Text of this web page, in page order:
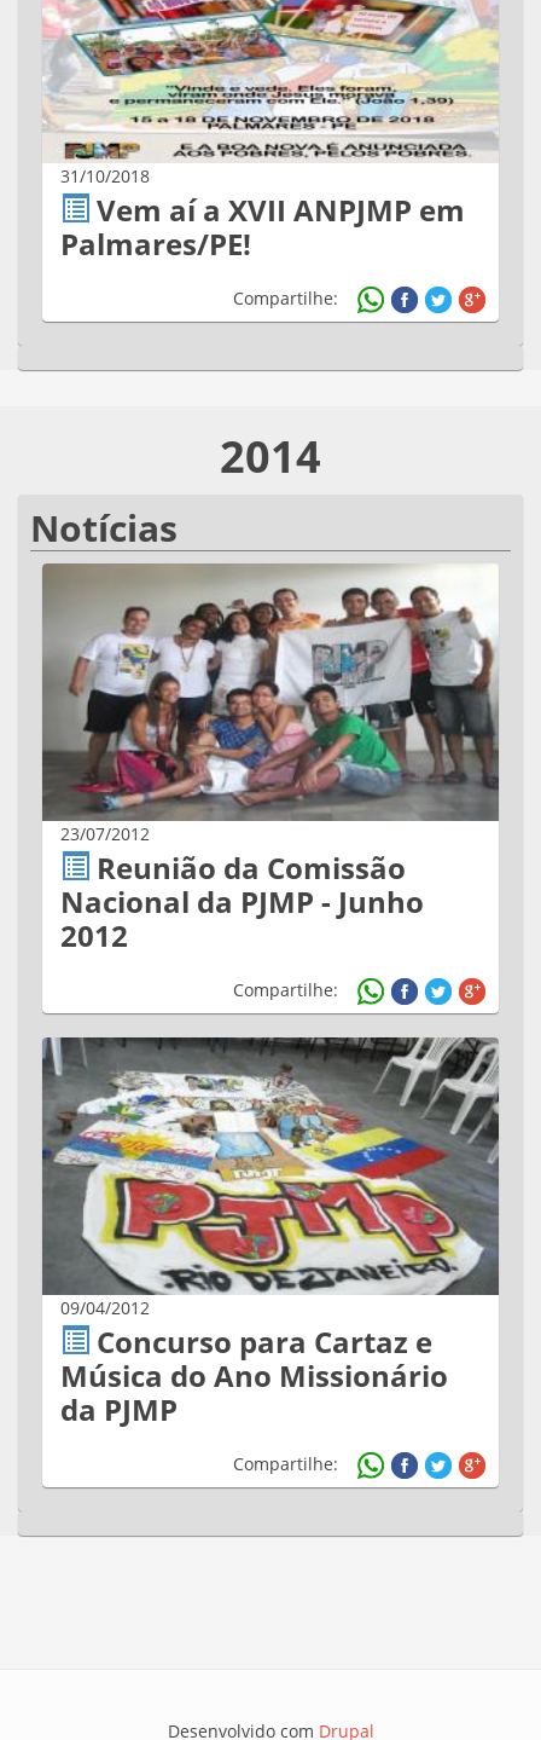
31/10/2018
Vem aí a XVII ANPJMP em
Palmares/PE!
Compartilhe:
2014
Notícias
23/07/2012
Reunião da Comissão
Nacional da PJMP - Junho
2012
Compartilhe:
09/04/2012
Concurso para Cartaz e
Música do Ano Missionário
da PJMP
Compartilhe:
Desenvolvido com Drupal